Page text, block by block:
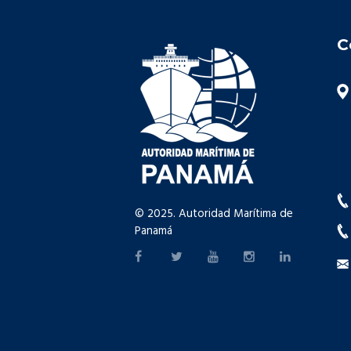
© 2025. Autoridad Marítima de
Panamá